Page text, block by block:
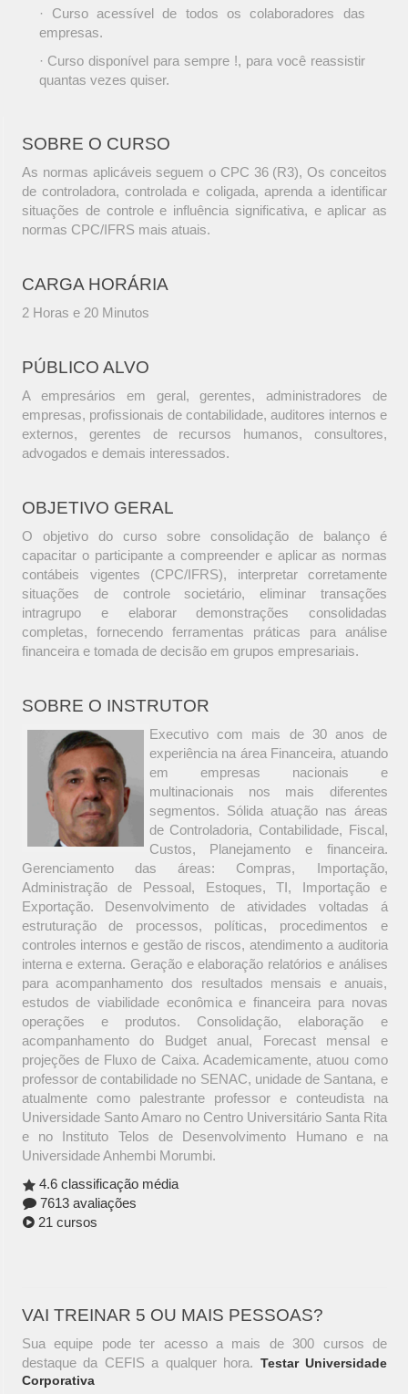
· Curso acessível de todos os colaboradores das
empresas.
· Curso disponível para sempre !, para você reassistir
quantas vezes quiser.
SOBRE O CURSO
As normas aplicáveis seguem o CPC 36 (R3), Os conceitos
de controladora, controlada e coligada, aprenda a identificar
situações de controle e influência significativa, e aplicar as
normas CPC/IFRS mais atuais.
CARGA HORÁRIA
2 Horas e 20 Minutos
PÚBLICO ALVO
A empresários em geral, gerentes, administradores de
empresas, profissionais de contabilidade, auditores internos e
externos, gerentes de recursos humanos, consultores,
advogados e demais interessados.
OBJETIVO GERAL
O objetivo do curso sobre consolidação de balanço é
capacitar o participante a compreender e aplicar as normas
contábeis vigentes (CPC/IFRS), interpretar corretamente
situações de controle societário, eliminar transações
intragrupo e elaborar demonstrações consolidadas
completas, fornecendo ferramentas práticas para análise
financeira e tomada de decisão em grupos empresariais.
SOBRE O INSTRUTOR
Executivo com mais de 30 anos de
experiência na área Financeira, atuando
em empresas nacionais e
multinacionais nos mais diferentes
segmentos. Sólida atuação nas áreas
de Controladoria, Contabilidade, Fiscal,
Custos, Planejamento e financeira.
Gerenciamento das áreas: Compras, Importação,
Administração de Pessoal, Estoques, TI, Importação e
Exportação. Desenvolvimento de atividades voltadas á
estruturação de processos, políticas, procedimentos e
controles internos e gestão de riscos, atendimento a auditoria
interna e externa. Geração e elaboração relatórios e análises
para acompanhamento dos resultados mensais e anuais,
estudos de viabilidade econômica e financeira para novas
operações e produtos. Consolidação, elaboração e
acompanhamento do Budget anual, Forecast mensal e
projeções de Fluxo de Caixa. Academicamente, atuou como
professor de contabilidade no SENAC, unidade de Santana, e
atualmente como palestrante professor e conteudista na
Universidade Santo Amaro no Centro Universitário Santa Rita
e no Instituto Telos de Desenvolvimento Humano e na
Universidade Anhembi Morumbi.
4.6 classificação média
7613 avaliações
21 cursos
VAI TREINAR 5 OU MAIS PESSOAS?
Sua equipe pode ter acesso a mais de 300 cursos de
destaque da CEFIS a qualquer hora. Testar Universidade
Corporativa